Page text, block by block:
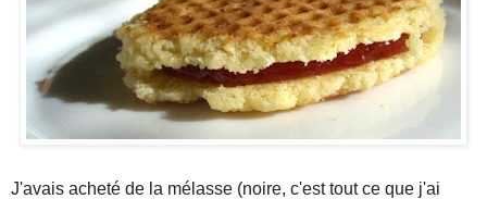
J'avais acheté de la mélasse (noire, c'est tout ce que j'ai